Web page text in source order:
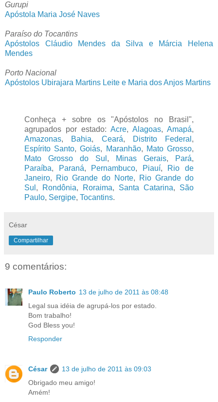
Gurupi
Apóstola Maria José Naves
Paraíso do Tocantins
Apóstolos Cláudio Mendes da Silva e Márcia Helena
Mendes
Porto Nacional
Apóstolos Ubirajara Martins Leite e Maria dos Anjos Martins
Conheça + sobre os "Apóstolos no Brasil",
agrupados por estado: Acre, Alagoas, Amapá,
Amazonas, Bahia, Ceará, Distrito Federal ,
Espírito Santo,Goiás, Maranhão, Mato Grosso,
Mato Grosso do Sul , Minas Gerais, Pará,
Paraíba, Paraná, Pernambuco, Piauí, Rio de
Janeiro, Rio Grande do Norte,
Rio Grande do
Sul , Rondônia, Roraima, Santa Catarina, São
Paulo, Sergipe, Tocantins.
César
Compartilhar
9 comentários:
Paulo Roberto 13 de julho de 2011 às 08:48
Legal sua idéia de agrupá-los por estado.
Bom trabalho!
God Bless you!
Responder
César
13 de julho de 2011 às 09:03
Obrigado meu amigo!
Amém!